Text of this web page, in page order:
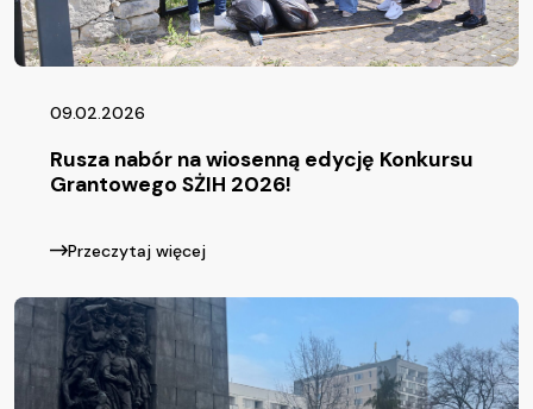
09.02.2026
Rusza nabór na wiosenną edycję Konkursu
Grantowego SŻIH 2026!
Przeczytaj więcej